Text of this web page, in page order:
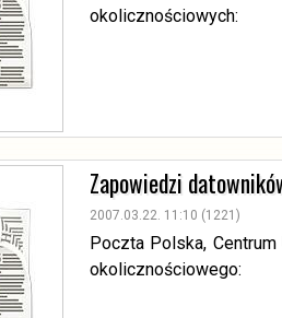
okolicznościowych:
Zapowiedzi
2007.03.22. 11:10 (1221)
Poczta Polska,
okolicznościowego: